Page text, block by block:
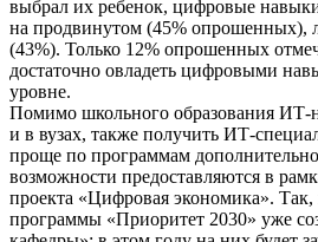
выбрал их ребенок, цифровые
на продвинутом (45% опрошенных),
(43%). Только 12% опрошенных
достаточно овладеть цифровыми
уровне.
Помимо школьного образования ИТ-
и в вузах, также получить ИТ-
проще по программам
возможности предоставляются в
проекта «Цифровая экономика».
программы «Приоритет 2030» уже